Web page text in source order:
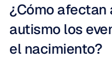
¿Cómo
autismo los
el nacimiento?